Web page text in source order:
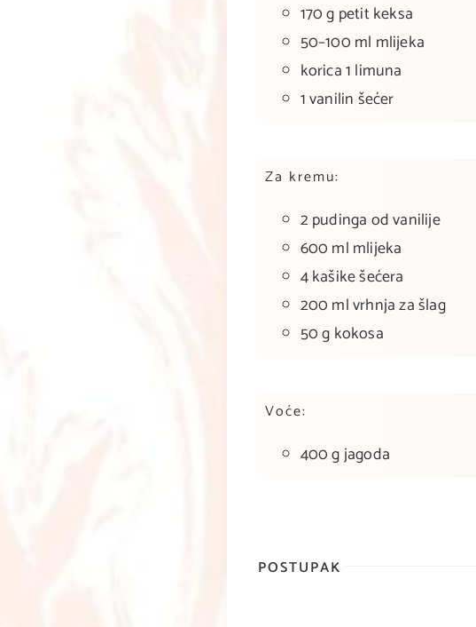
170 g petit keksa
50–100 ml mlijeka
korica 1 limuna
1 vanilin šećer
Za kremu:
2 pudinga od vanilije
600 ml mlijeka
4 kašike šećera
200 ml vrhnja za šlag
50 g kokosa
Voće:
400 g jagoda
POSTUPAK